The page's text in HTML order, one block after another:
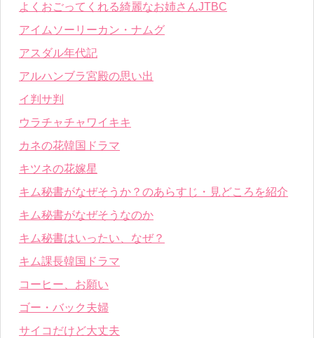
よくおごってくれる綺麗なお姉さんJTBC
アイムソーリーカン・ナムグ
アスダル年代記
アルハンブラ宮殿の思い出
イ判サ判
ウラチャチャワイキキ
カネの花韓国ドラマ
キツネの花嫁星
キム秘書がなぜそうか？のあらすじ・見どころを紹介
キム秘書がなぜそうなのか
キム秘書はいったい、なぜ？
キム課長韓国ドラマ
コーヒー、お願い
ゴー・バック夫婦
サイコだけど大丈夫